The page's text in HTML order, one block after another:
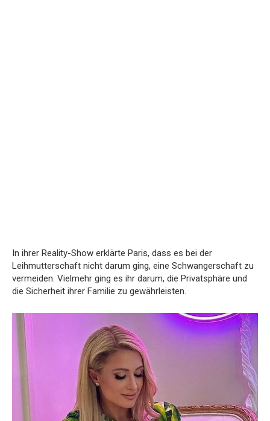
In ihrer Reality-Show erklärte Paris, dass es bei der
Leihmutterschaft nicht darum ging, eine Schwangerschaft zu
vermeiden. Vielmehr ging es ihr darum, die Privatsphäre und
die Sicherheit ihrer Familie zu gewährleisten.